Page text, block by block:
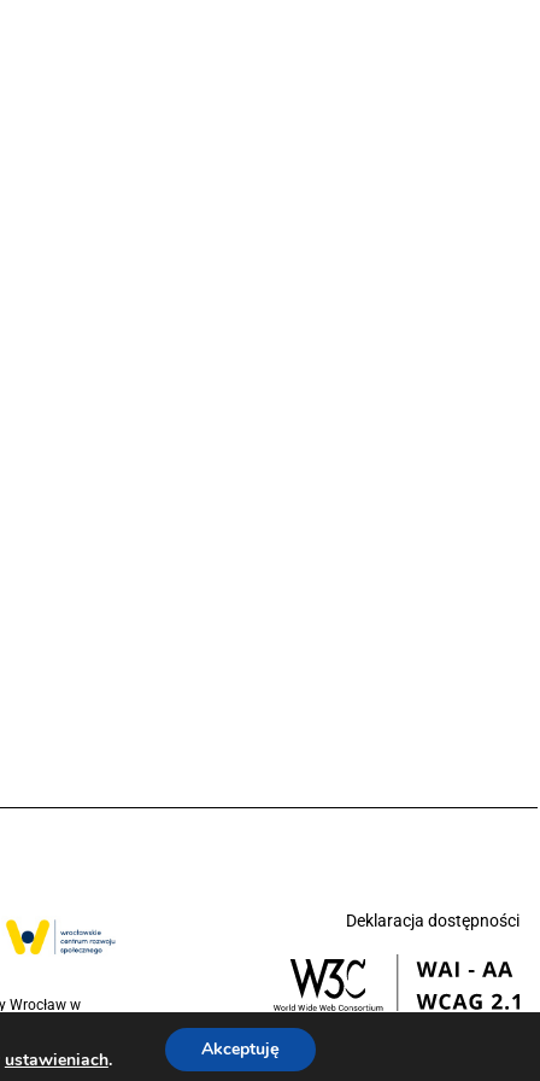
Wrocław w
Deklaracja dostępności
ustawieniach. Akceptuję